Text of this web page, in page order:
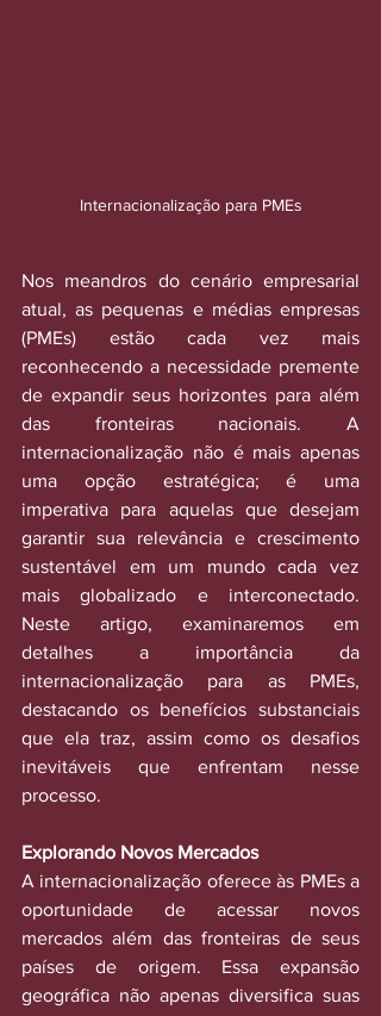
Internacionalização para PMEs
Nos meandros do cenário empresarial
atual, as pequenas e médias empresas
(PMEs) estão cada vez mais
reconhecendo a necessidade premente
de expandir seus horizontes para além
das fronteiras nacionais. A
internacionalização não é mais apenas
uma opção estratégica; é uma
imperativa para aquelas que desejam
garantir sua relevância e crescimento
sustentável em um mundo cada vez
mais globalizado e interconectado.
Neste artigo, examinaremos em
detalhes a importância da
internacionalização para as PMEs,
destacando os benefícios substanciais
que ela traz, assim como os desafios
inevitáveis que enfrentam nesse
processo.
Explorando Novos Mercados
A internacionalização oferece às PMEs a
oportunidade de acessar novos
mercados além das fronteiras de seus
países de origem. Essa expansão
geográfica não apenas diversifica suas